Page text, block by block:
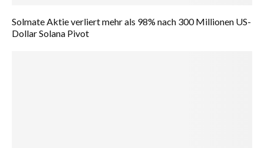
Solmate Aktie verliert mehr als 98% nach 300 Millionen US-
Dollar Solana Pivot